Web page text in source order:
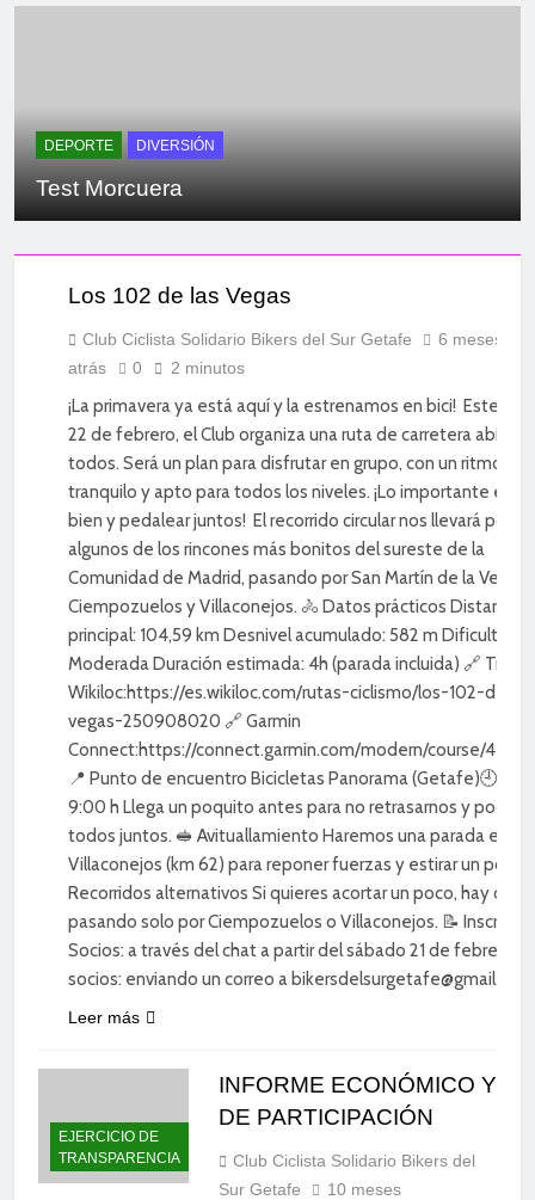
DEPORTE DIVERSIÓN
Test Morcuera
CICLISMO
DEPORTE
DIVERSIÓN
SOCIAL
Los 102 de las Vegas
Club Ciclista Solidario Bikers del Sur Getafe
6 meses
atrás
0 2 minutos
¡La primavera ya está aquí y la estrenamos en bici! Este
22 de febrero, el Club organiza una ruta de carretera abierta
todos. Será un plan para disfrutar en grupo, con un ritmo
tranquilo y apto para todos los niveles. ¡Lo importante es
bien y pedalear juntos! El recorrido circular nos llevará por
algunos de los rincones más bonitos del sureste de la
Comunidad de Madrid, pasando por San Martín de la Vega,
Ciempozuelos y Villaconejos. 🚴 Datos prácticos Distancia
principal: 104,59 km Desnivel acumulado: 582 m Dificultad:
Moderada Duración estimada: 4h (parada incluida) 🔗 Track
Wikiloc:https://es.wikiloc.com/rutas-ciclismo/los-102-de-
vegas-250908020 🔗 Garmin
Connect:https://connect.garmin.com/modern/course/
📍 Punto de encuentro Bicicletas Panorama (Getafe)🕘
9:00 h Llega un poquito antes para no retrasarnos y poder
todos juntos. 🥪 Avituallamiento Haremos una parada en
Villaconejos (km 62) para reponer fuerzas y estirar un poco.
Recorridos alternativos Si quieres acortar un poco, hay
pasando solo por Ciempozuelos o Villaconejos. 📝
Socios: a través del chat a partir del sábado 21 de febrero.
socios: enviando un correo a bikersdelsurgetafe@gmail.com
Leer más
EJERCICIO DE
TRANSPARENCIA
INFORME ECONÓMICO Y
DE PARTICIPACIÓN
Club Ciclista Solidario Bikers del
Sur Getafe
10 meses